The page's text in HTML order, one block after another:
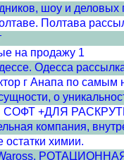
шоу и деловых
Полтава
на продажу 1
Одесса
г Анапа по самым
о
СОФТ +ДЛЯ
компания,
остатки химии.